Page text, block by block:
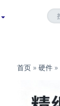
首页 » 硬件 »